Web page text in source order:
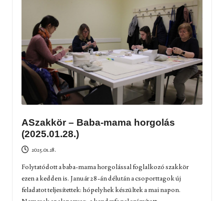
ASzakkör – Baba-mama horgolás
(2025.01.28.)
2025.01.28.
Folytatódott a baba-mama horgolással foglalkozó szakkör
ezen a kedden is. Január 28-án délután a csoporttagok új
feladatot teljesítettek: hópelyhek készültek a mai napon.